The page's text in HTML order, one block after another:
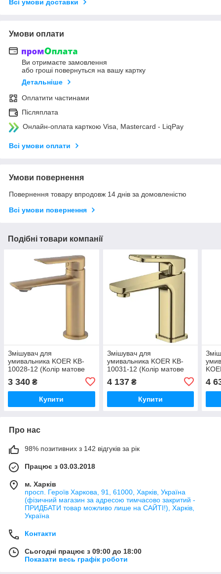
Всі умови доставки
Умови оплати
Ви отримаєте замовлення
або гроші повернуться на вашу картку
Детальніше
Оплатити частинами
Післяплата
Онлайн-оплата карткою Visa, Mastercard - LiqPay
Всі умови оплати
Умови повернення
Повернення товару впродовж 14 днів за домовленістю
Всі умови повернення
Подібні товари компанії
Змішувач для
умивальника KOER KB-
10028-12 (Колір матове
3 340 ₴
Купити
Змішувач для
умивальника KOER KB-
10031-12 (Колір матове
4 137₴
Купити
4
Про нас
98% позитивних з 142 відгуків за рік
Працює з 03.03.2018
м. Харків
просп. Героїв Харкова, 91, 61000, Харків, Україна
(фізичний магазин за адресою тимчасово закритий -
ПРИДБАТИ товар можливо лише на САЙТІ!), Харків,
Україна
Контакти
Сьогодні працює з 09:00 до 18:00
Показати весь графік роботи